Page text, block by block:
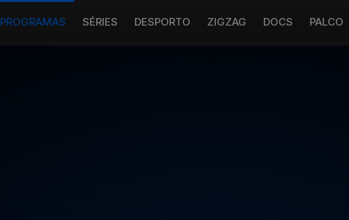
PROGRAMAS SÉRIES DESPORTO ZIGZAG DOCS PALCO